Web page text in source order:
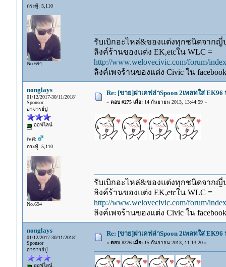
กระทู้: 5,110
No.694
รับเบิกอะไหล่&ของแต่งทุกชนิดจากญี่
ลิงค์ร้านของแต่ง EK,etcใน WLC =
http://www.welovecivic.com/forum/
ลิงค์เพจร้านของแต่ง Civic ใน
nonglays
01/12/2017-30/11/2018'
Sponsor
อาจารย์ปู่
ออฟไลน์
เพศ:
กระทู้: 5,110
No.694
Re: [ขาย]ฝาเคฟล่าSpoon 2เพลทใส่
« ตอบ #275 เมื่อ:14 กันยายน 2013, 13:44:59 »
รับเบิกอะไหล่&ของแต่งทุกชนิดจากญี่
ลิงค์ร้านของแต่ง EK,etcใน WLC =
http://www.welovecivic.com/forum/
ลิงค์เพจร้านของแต่ง Civic ใน
nonglays
01/12/2017-30/11/2018'
Sponsor
อาจารย์ปู่
ออฟไลน์
Re: [ขาย]ฝาเคฟล่าSpoon 2เพลทใส่
« ตอบ #276 เมื่อ:15 กันยายน 2013, 11:13:20 »